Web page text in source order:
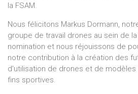
la FSAM.
Nous félicitons Markus Dormann,
groupe de travail drones au sein de
nomination et nous réjouissons de
notre contribution à la création des
d'utilisation de drones et de modèles
fins sportives.